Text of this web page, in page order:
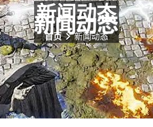
新闻动态
首页 新闻动态